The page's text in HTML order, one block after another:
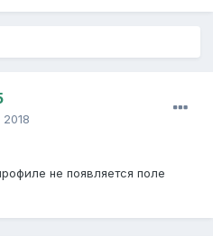
не появляется поле